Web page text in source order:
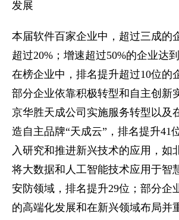
发展
本届软件百家企业中，超过三成的
超过20%；增速超过50%的企业达
在榜企业中，排名提升超过10位的
部分企业依靠积极转型和自主创新
京华胜天成公司实施服务转型以及
造自主品牌“天成云”，排名提升41
入研究和推进新兴技术的应用，如
将大数据和人工智能技术应用于智
安防领域，排名提升29位；部分企
的高端化发展和在新兴领域布局并